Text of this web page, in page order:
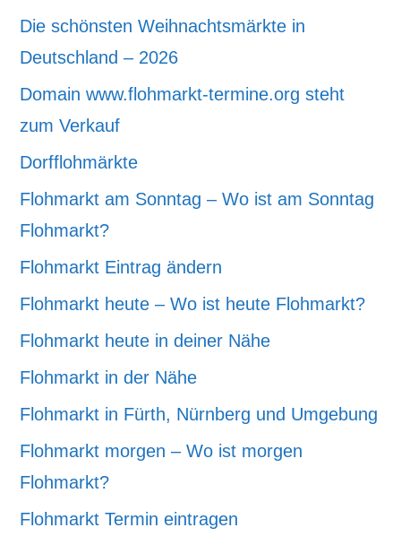
Die schönsten Weihnachtsmärkte in
Deutschland – 2026
Domain www.flohmarkt-termine.org steht
zum Verkauf
Dorfflohmärkte
Flohmarkt am Sonntag – Wo ist am Sonntag
Flohmarkt?
Flohmarkt Eintrag ändern
Flohmarkt heute – Wo ist heute Flohmarkt?
Flohmarkt heute in deiner Nähe
Flohmarkt in der Nähe
Flohmarkt in Fürth, Nürnberg und Umgebung
Flohmarkt morgen – Wo ist morgen
Flohmarkt?
Flohmarkt Termin eintragen